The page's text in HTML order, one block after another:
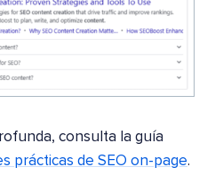
consulta la guía
prácticas de SEO on-page.